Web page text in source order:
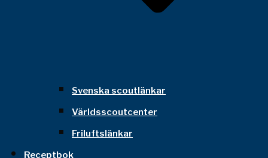
Svenska scoutlänkar
Världsscoutcenter
Friluftslänkar
Receptbok